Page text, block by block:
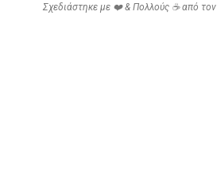
Σχεδιάστηκε με ❤️ & Πολλούς ☕ από τον